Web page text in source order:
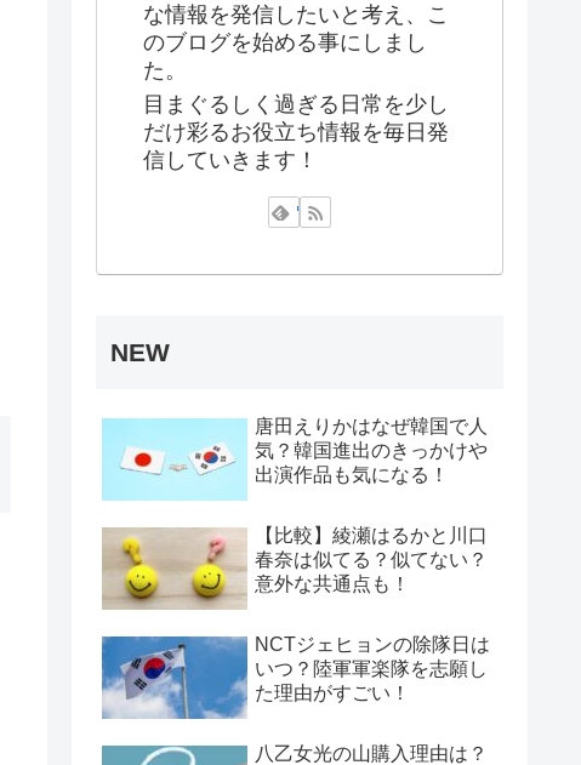
な情報を発信したいと考え、こ
のブログを始める事にしまし
た。
目まぐるしく過ぎる日常を少し
だけ彩るお役立ち情報を毎日発
信していきます！
NEW
唐田えりかはなぜ韓国で人
気？韓国進出のきっかけや
出演作品も気になる！
【比較】綾瀬はるかと川口
春奈は似てる？似てない？
意外な共通点も！
NCTジェヒョンの除隊日は
いつ？陸軍軍楽隊を志願し
た理由がすごい！
八乙女光の山購入理由は？